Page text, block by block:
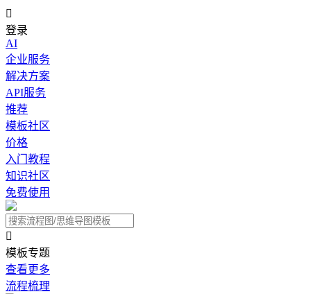

登录
AI
企业服务
解决方案
API服务
推荐
模板社区
价格
入门教程
知识社区
免费使用

模板专题
查看更多
流程梳理